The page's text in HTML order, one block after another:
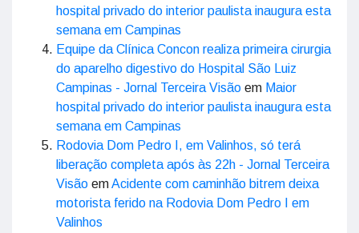
hospital privado do interior paulista inaugura esta
semana em Campinas
Equipe da Clínica Concon realiza primeira cirurgia
do aparelho digestivo do Hospital São Luiz
Campinas - Jornal Terceira Visão em Maior
hospital privado do interior paulista inaugura esta
semana em Campinas
Rodovia Dom Pedro I, em Valinhos, só terá
liberação completa após às 22h - Jornal Terceira
Visão emAcidente com caminhão bitrem deixa
motorista ferido na Rodovia Dom Pedro I em
Valinhos